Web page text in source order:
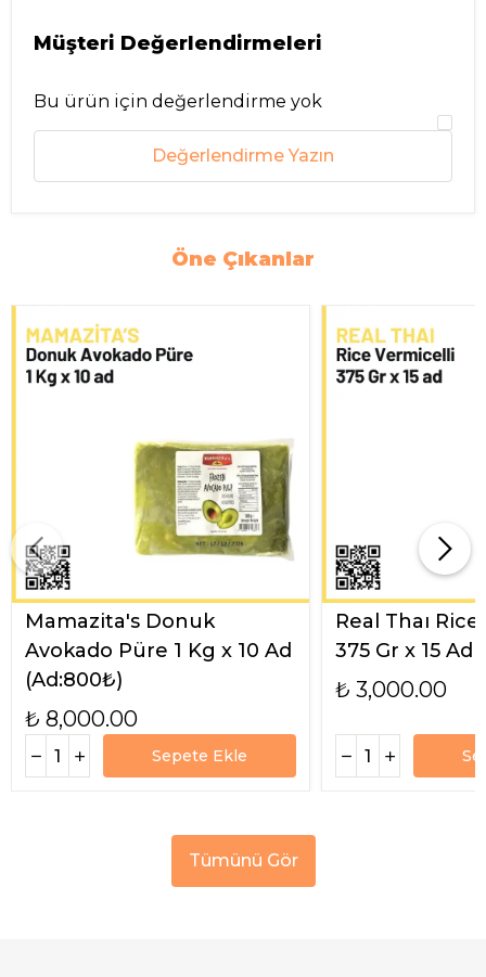
Müşteri Değerlendirmeleri
Bu ürün için değerlendirme yok
Değerlendirme Yazın
Öne Çıkanlar
Mamazita's Donuk
Avokado Püre 1 Kg x 10 Ad
(Ad:800₺)
₺ 8,000.00
Sepete Ekle
Real Thaı
375 Gr x 15 Ad
₺ 3,000.00
Tümünü Gör